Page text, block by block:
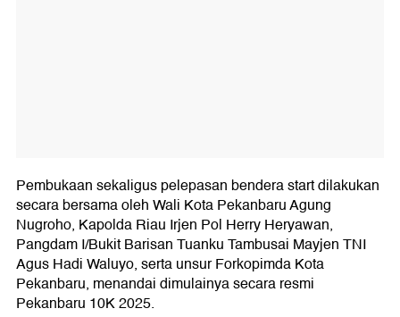
Pembukaan sekaligus pelepasan bendera start dilakukan
secara bersama oleh Wali Kota Pekanbaru Agung
Nugroho, Kapolda Riau Irjen Pol Herry Heryawan,
Pangdam I/Bukit Barisan Tuanku Tambusai Mayjen TNI
Agus Hadi Waluyo, serta unsur Forkopimda Kota
Pekanbaru, menandai dimulainya secara resmi
Pekanbaru 10K 2025.